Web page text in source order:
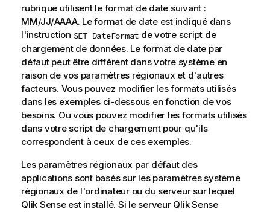
rubrique utilisent le format de date suivant :
MM/JJ/AAAA. Le format de date est indiqué dans
l'instruction SET DateFormat de votre script de
chargement de données. Le format de date par
défaut peut être différent dans votre système en
raison de vos paramètres régionaux et d'autres
facteurs. Vous pouvez modifier les formats utilisés
dans les exemples ci-dessous en fonction de vos
besoins. Ou vous pouvez modifier les formats utilisés
dans votre script de chargement pour qu'ils
correspondent à ceux de ces exemples.
Les paramètres régionaux par défaut des
applications sont basés sur les paramètres système
régionaux de l'ordinateur ou du serveur sur lequel
Qlik Senseest installé. Si le serveur Qlik Sense